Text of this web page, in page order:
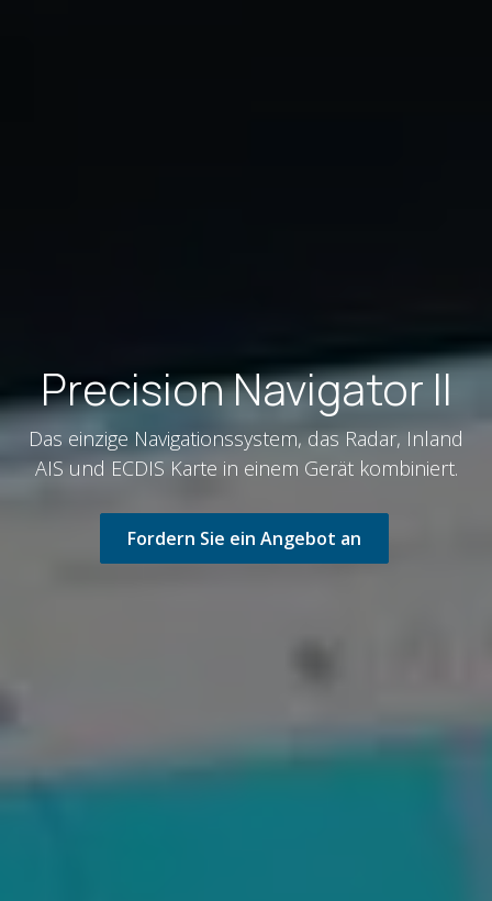
Precision Navigator II
Das einzige Navigationssystem, das Radar, Inland
AIS und ECDIS Karte in einem Gerät kombiniert.
Fordern Sie ein Angebot an